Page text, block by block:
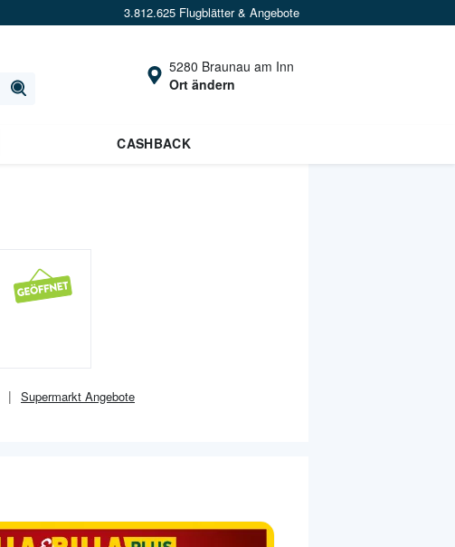
3.812.625 Flugblätter & Angebote
5280 Braunau am Inn
Ort ändern
CASHBACK
Supermarkt Angebote